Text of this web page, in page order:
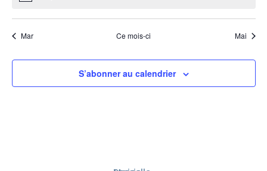
Mar Ce mois-ci Mai
S’abonner au calendrier